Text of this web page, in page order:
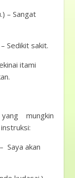
– Sangat
Sedikit sakit.
itami
mungkin
Saya akan